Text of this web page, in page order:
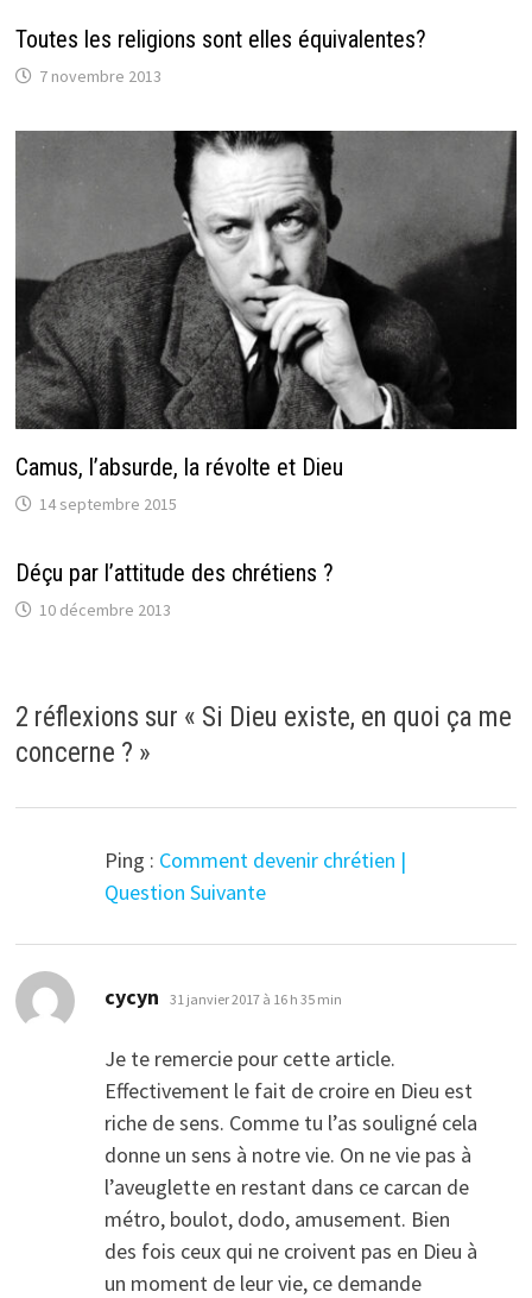
Toutes les religions sont elles équivalentes?
7 novembre 2013
Camus, l’absurde, la révolte et Dieu
14 septembre 2015
Déçu par l’attitude des chrétiens ?
10 décembre 2013
2 réflexions sur « Si Dieu existe, en quoi ça me
concerne ? »
Ping : Comment devenir chrétien |
Question Suivante
cycyn dit :
31 janvier 2017 à 16 h 35 min
Je te remercie pour cette article.
Effectivement le fait de croire en Dieu est
riche de sens. Comme tu l’as souligné cela
donne un sens à notre vie. On ne vie pas à
l’aveuglette en restant dans ce carcan de
métro, boulot, dodo, amusement. Bien
des fois ceux qui ne croivent pas en Dieu à
un moment de leur vie, ce demande